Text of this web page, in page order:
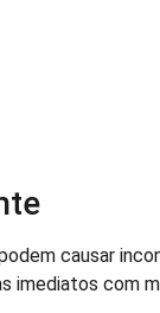
causar
imediatos com